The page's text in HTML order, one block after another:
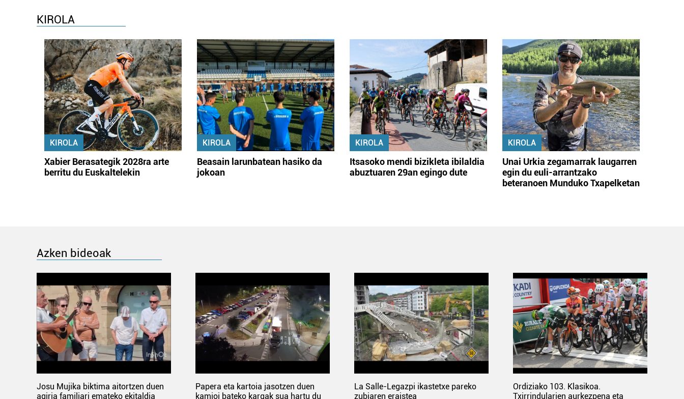
KIROLA
KIROLA
Xabier Berasategik 2028ra arte
berritu du Euskaltelekin
KIROLA
Beasain larunbatean hasiko da
jokoan
KIROLA
Itsasoko mendi bizikleta ibilaldia
abuztuaren 29an egingo dute
KIROLA
Unai Urkia zegamarrak laugarren
egin du euli-arrantzako
beteranoen Munduko Txapelketan
Azken bideoak
Josu Mujika biktima aitortzen duen
agiria familiari emateko ekitaldia
Papera eta kartoia jasotzen duen
kamioi bateko kargak sua hartu du
La Salle-Legazpi ikastetxe pareko
zubiaren eraistea
Ordiziako 103. Klasikoa.
Txirrindularien aurkezpena eta